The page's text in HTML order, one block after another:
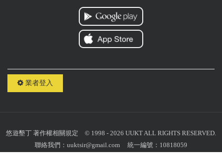
業者登入
悠遊墾丁 著作權相關規定 © 1998 - 2026 UUKT ALL RIGHTS RESERVED.
聯絡我們： uuktsir@gmail.com 統一編號：10818059